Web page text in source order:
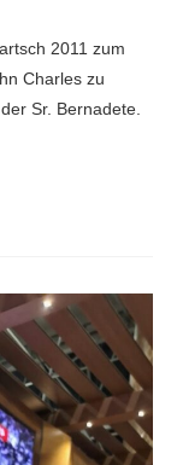
2011 zum
Charles zu
Sr. Bernadete.